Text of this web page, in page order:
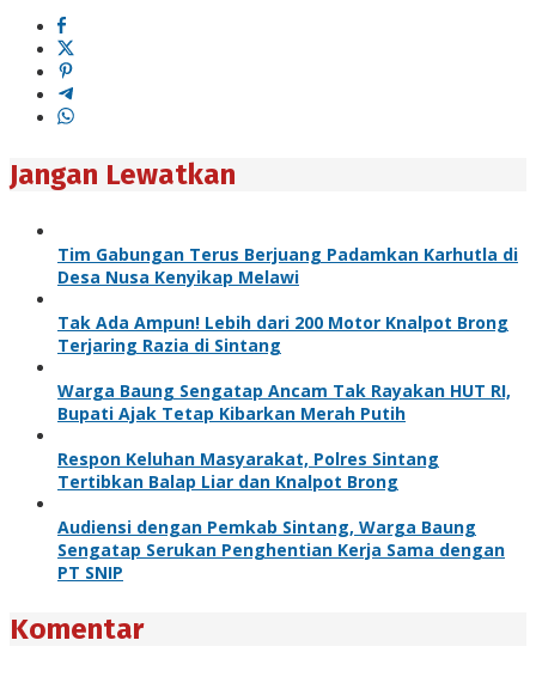
Jangan Lewatkan
Tim Gabungan Terus Berjuang Padamkan Karhutla di
Desa Nusa Kenyikap Melawi
Tak Ada Ampun! Lebih dari 200 Motor Knalpot Brong
Terjaring Razia di Sintang
Warga Baung Sengatap Ancam Tak Rayakan HUT RI,
Bupati Ajak Tetap Kibarkan Merah Putih
Respon Keluhan Masyarakat, Polres Sintang
Tertibkan Balap Liar dan Knalpot Brong
Audiensi dengan Pemkab Sintang, Warga Baung
Sengatap Serukan Penghentian Kerja Sama dengan
PT SNIP
Komentar